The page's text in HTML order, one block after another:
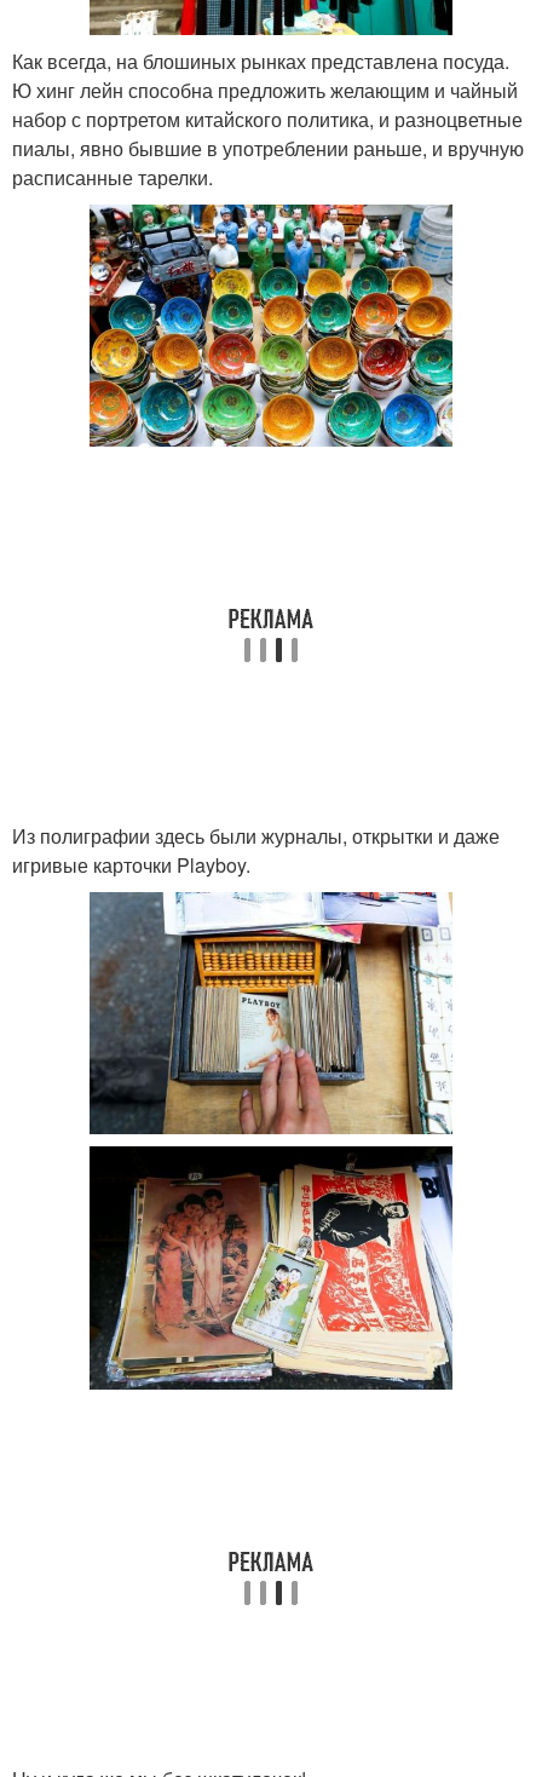
Как всегда, на блошиных рынках представлена посуда.
Ю хинг лейн способна предложить желающим и чайный
набор с портретом китайского политика, и разноцветные
пиалы, явно бывшие в употреблении раньше, и вручную
расписанные тарелки.
Из полиграфии здесь были журналы, открытки и даже
игривые карточки Playboy.